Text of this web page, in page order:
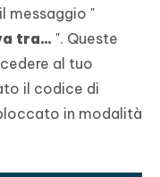
messaggio "
tra... ". Queste
al tuo
il codice di
in modalità